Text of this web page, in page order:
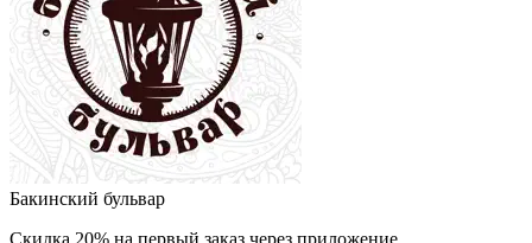
Бакинский бульвар
Скидка 20% на первый заказ через приложение